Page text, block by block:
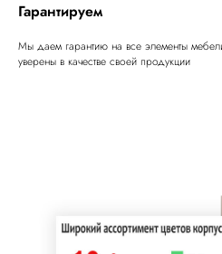
Гарантируем
Мы даем гарантию на все элементы
уверены в качестве своей продукции